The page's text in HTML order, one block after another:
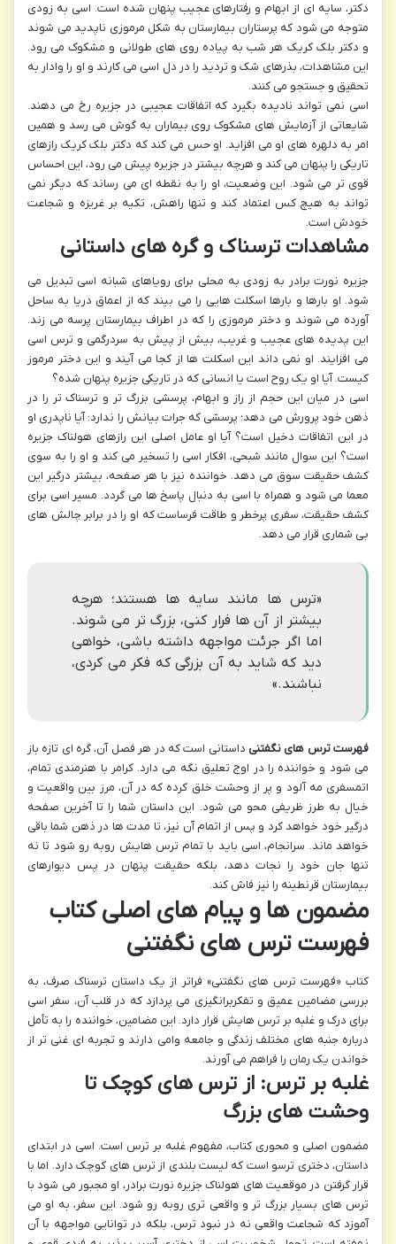
دکتر، سایه ای از ابهام و رفتارهای عجیب پنهان شده است. اسی به زودی
متوجه می شود که پرستاران بیمارستان به شکل مرموزی ناپدید می شوند
و دکتر بلک کریک هر شب به پیاده روی های طولانی و مشکوک می رود.
این مشاهدات، بذرهای شک و تردید را در دل اسی می کارند و او را وادار به
تحقیق و جستجو می کنند.
اسی نمی تواند نادیده بگیرد که اتفاقات عجیبی در جزیره رخ می دهند.
شایعاتی از آزمایش های مشکوک روی بیماران به گوش می رسد و همین
امر به دلهره های او می افزاید. او حس می کند که دکتر بلک کریک رازهای
تاریکی را پنهان می کند و هرچه بیشتر در جزیره پیش می رود، این احساس
قوی تر می شود. این وضعیت، او را به نقطه ای می رساند که دیگر نمی
تواند به هیچ کس اعتماد کند و تنها راهش، تکیه بر غریزه و شجاعت
خودش است.
مشاهدات ترسناک و گره های داستانی
جزیره نورت برادر به زودی به محلی برای رویاهای شبانه اسی تبدیل می
شود. او بارها و بارها اسکلت هایی را می بیند که از اعماق دریا به ساحل
آورده می شوند و دختر مرموزی را که در اطراف بیمارستان پرسه می زند.
این پدیده های عجیب و غریب، بیش از پیش به سردرگمی و ترس اسی
می افزایند. او نمی داند این اسکلت ها از کجا می آیند و این دختر مرموز
کیست. آیا او یک روح است یا انسانی که در تاریکی جزیره پنهان شده؟
اسی در میان این حجم از راز و ابهام، پرسشی بزرگ تر و ترسناک تر را در
ذهن خود پرورش می دهد؛ پرسشی که جرات بیانش را ندارد: آیا ناپدری او
در این اتفاقات دخیل است؟ آیا او عامل اصلی این رازهای هولناک جزیره
است؟ این سوال مانند شبحی، افکار اسی را تسخیر می کند و او را به سوی
کشف حقیقت سوق می دهد. خواننده نیز با هر صفحه، بیشتر درگیر این
معما می شود و همراه با اسی به دنبال پاسخ ها می گردد. مسیر اسی برای
کشف حقیقت، سفری پرخطر و طاقت فرساست که او را در برابر چالش های
بی شماری قرار می دهد.
«ترس ها مانند سایه ها هستند؛ هرچه
بیشتر از آن ها فرار کنی، بزرگ تر می شوند.
اما اگر جرئت مواجهه داشته باشی، خواهی
دید که شاید به آن بزرگی که فکر می کردی،
نباشند.»
فهرست ترس های نگفتنی داستانی است که در هر فصل آن، گره ای تازه باز
می شود و خواننده را در اوج تعلیق نگه می دارد. کرامر با هنرمندی تمام،
اتمسفری مه آلود و پر از وحشت خلق کرده که در آن، مرز بین واقعیت و
خیال به طرز ظریفی محو می شود. این داستان شما را تا آخرین صفحه
درگیر خود خواهد کرد و پس از اتمام آن نیز، تا مدت ها در ذهن شما باقی
خواهد ماند. سرانجام، اسی باید با تمام ترس هایش روبه رو شود تا نه
تنها جان خود را نجات دهد، بلکه حقیقت پنهان در پس دیوارهای
بیمارستان قرنطینه را نیز فاش کند.
مضمون ها و پیام های اصلی کتاب
فهرست ترس های نگفتنی
کتاب «فهرست ترس های نگفتنی» فراتر از یک داستان ترسناک صرف، به
بررسی مضامین عمیق و تفکربرانگیزی می پردازد که در قلب آن، سفر اسی
برای درک و غلبه بر ترس هایش قرار دارد. این مضامین، خواننده را به تأمل
درباره جنبه های مختلف زندگی و جامعه وامی دارند و تجربه ای غنی تر از
خواندن یک رمان را فراهم می آورند.
غلبه بر ترس: از ترس های کوچک تا
وحشت های بزرگ
مضمون اصلی و محوری کتاب، مفهوم غلبه بر ترس است. اسی در ابتدای
داستان، دختری ترسو است که لیست بلندی از ترس های کوچک دارد. اما با
قرار گرفتن در موقعیت های هولناک جزیره نورت برادر، او مجبور می شود با
ترس های بسیار بزرگ تر و واقعی تری روبه رو شود. این سفر، به او می
آموزد که شجاعت واقعی نه در نبود ترس، بلکه در توانایی مواجهه با آن